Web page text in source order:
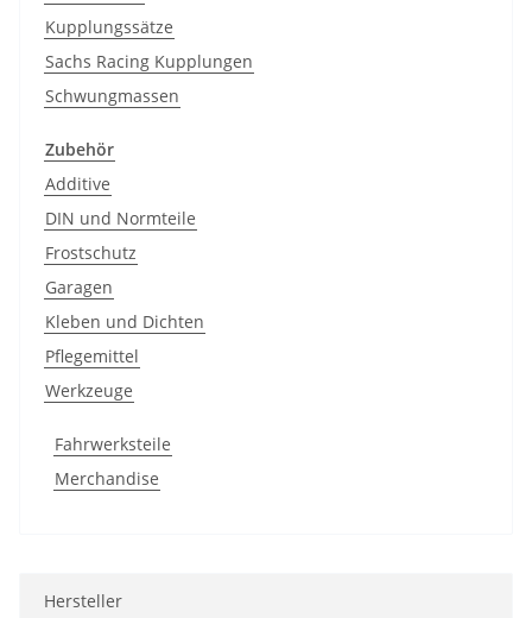
Kupplungssätze
Sachs Racing Kupplungen
Schwungmassen
Zubehör
Additive
DIN und Normteile
Frostschutz
Garagen
Kleben und Dichten
Pflegemittel
Werkzeuge
Fahrwerksteile
Merchandise
Hersteller